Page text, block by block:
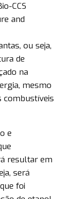
CCS
and
ou seja,
de
na
mesmo
combustíveis
e
resultar em
será
foi